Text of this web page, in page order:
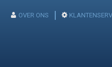
OVER ONS